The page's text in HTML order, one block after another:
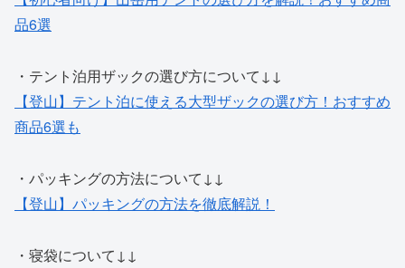
品6選
・テント泊用ザックの選び方について↓↓
【登山】テント泊に使える大型ザックの選び方！おすすめ
商品6選も
・パッキングの方法について↓↓
【登山】パッキングの方法を徹底解説！
・寝袋について↓↓